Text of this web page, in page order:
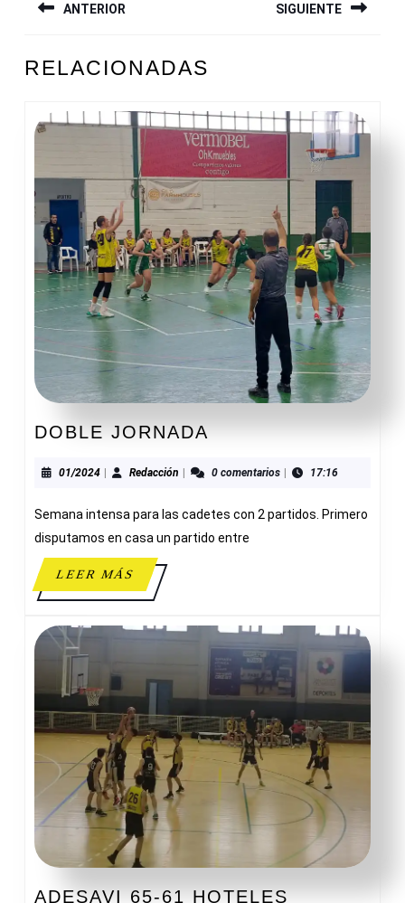
DE
ANTERIOR
anterior:
SIGUIENTE
entrada:
RELACIONADAS
DOBLE JORNADA
01/202401/2024Redacción Redacción0 comentarios 17:16
Semana intensa para las cadetes con 2 partidos. Primero
disputamos en casa un partido entre
LEER MÁSLEER
MÁS
ADESAVI 65-61 HOTELES